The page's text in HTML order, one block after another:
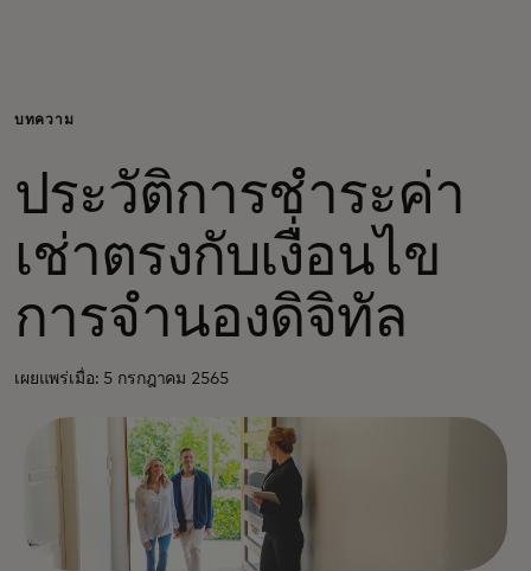
สำหรับธุรกิจ
เพื่อโลก
สำหรับผู้สร้างนวัตกรรม
บทความ
ประวัติการชำระค่า
เช่าตรงกับเงื่อนไข
การจำนองดิจิทัล
เผยแพร่เมื่อ: 5 กรกฎาคม 2565